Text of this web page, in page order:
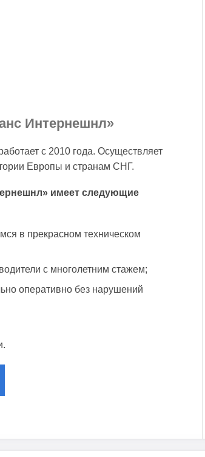
Интернешнл»
с 2010 года. Осуществляет
Европы и странам СНГ.
имеет следующие
в прекрасном техническом
с многолетним стажем;
оперативно без нарушений